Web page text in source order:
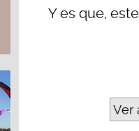
Y es que,
Ver